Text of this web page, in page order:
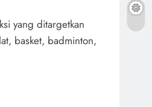
yang ditargetkan
basket, badminton,